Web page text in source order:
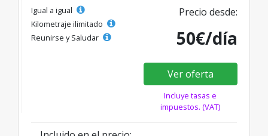
Igual a igual
Kilometraje ilimitado
Reunirse y Saludar
Precio desde:
50€/día
Ver oferta
Incluye tasas e
impuestos. (VAT)